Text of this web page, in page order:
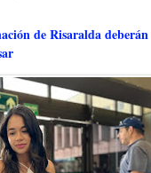
de Risaralda deberán